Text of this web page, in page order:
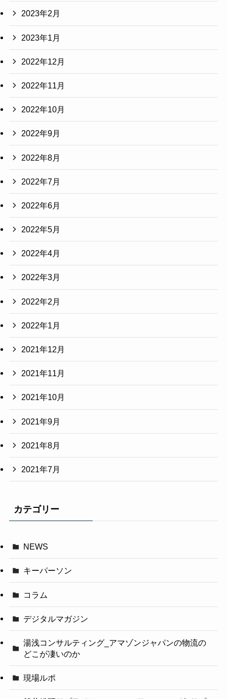
2023年2月
2023年1月
2022年12月
2022年11月
2022年10月
2022年9月
2022年8月
2022年7月
2022年6月
2022年5月
2022年4月
2022年3月
2022年2月
2022年1月
2021年12月
2021年11月
2021年10月
2021年9月
2021年8月
2021年7月
カテゴリー
NEWS
キーパーソン
コラム
デジタルマガジン
湯浅コンサルティング_アマゾンジャパンの物流の
どこが凄いのか
現場ルポ